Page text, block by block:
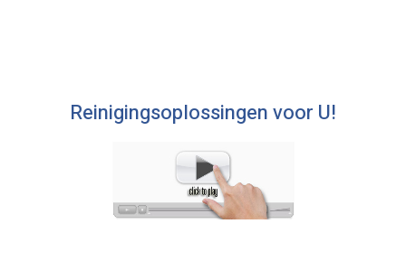
Reinigingsoplossingen voor U!